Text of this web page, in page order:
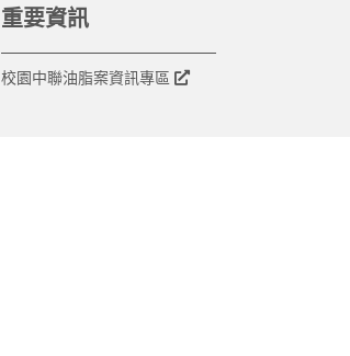
重要資訊
校園中聯油脂案資訊專區